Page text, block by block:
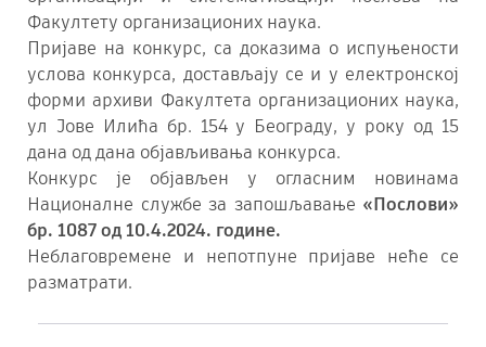
Факултету организационих наука.
Пријаве на конкурс, са доказима о испуњености
услова конкурса, достављају се и у електронској
форми архиви Факултета организационих наука,
ул Јове Илића бр. 154 у Београду, у року од 15
дана од дана објављивања конкурса.
Конкурс је објављен у огласним новинама
Националне службе за запошљавање «Послови»
бр. 1087 од 10.4.2024. године.
Неблаговремене и непотпуне пријаве неће се
разматрати.